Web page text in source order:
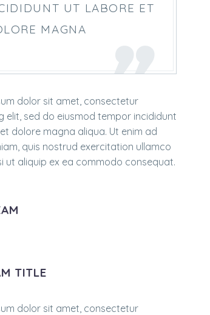
UT LABORE ET
MAGNA
dolor sit amet, consectetur
elit, sed do eiusmod tempor incididunt
dolore magna aliqua. Ut enim ad
quis nostrud exercitation ullamco
ut aliquip ex ea commodo consequat.
TITLE
dolor sit amet, consectetur